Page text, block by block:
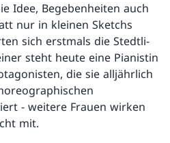
Idee, Begebenheiten auch
nur in kleinen Sketchs
sich erstmals die Stedtli-
steht heute eine Pianistin
die sie alljährlich
- weitere Frauen wirken
mit.